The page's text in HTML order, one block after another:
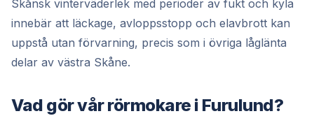
Skånsk vinterväderlek med perioder av fukt och kyla
innebär att läckage, avloppsstopp och elavbrott kan
uppstå utan förvarning, precis som i övriga låglänta
delar av västra Skåne.
Vad gör vår rörmokare i Furulund?